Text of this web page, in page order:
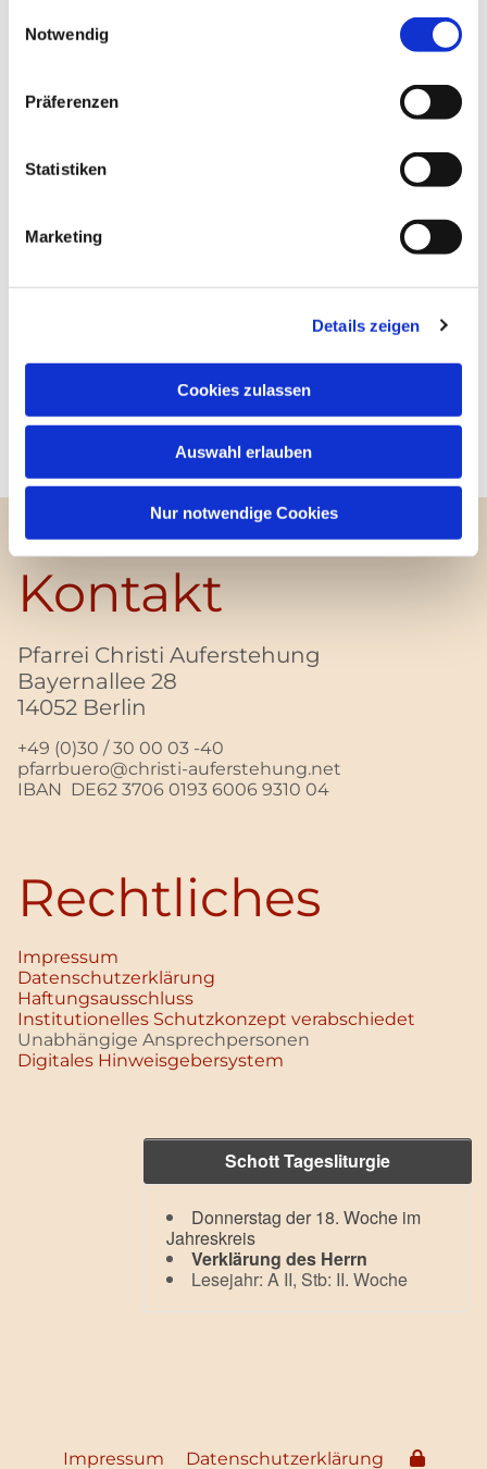
Notwendig
Präferenzen
Statistiken
Marketing
Details zeigen
Cookies zulassen
Auswahl erlauben
Nur notwendige Cookies
Kontakt
Pfarrei Christi Auferstehung
Bayernallee 28
14052 Berlin
+49 (0)30 / 30 00 03 -40
pfarrbuero@christi-auferstehung.net
IBAN DE62 3706 0193 6006 9310 04
Rechtliches
Impressum
Datenschutz­erklärung
Haftungsausschluss
Institutionelles Schutzkonzept verabschiedet
Unabhängige Ansprechpersonen
Digitales Hinweisgebersystem
Schott Tagesliturgie
Donnerstag der 18. Woche im
Jahreskreis
Verklärung des Herrn
Lesejahr: A II, Stb: II. Woche
Impressum Datenschutzerklärung